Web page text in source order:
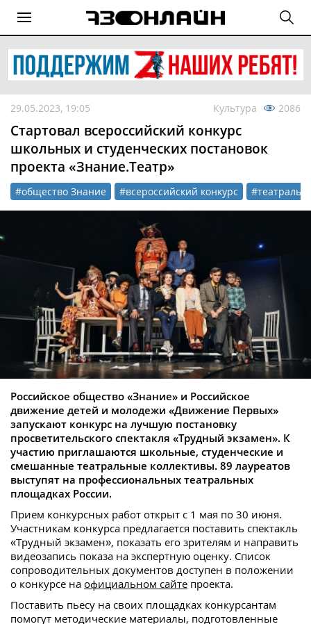
29.05.2023, 19:05 Культура 2086
Стартовал всероссийский конкурс
школьных и студенческих постановок
проекта «Знание.Театр»
#общество Знание #всероссийский конкурс
Российское общество «Знание» и Российское
движение детей и молодежи «Движение Первых»
запускают конкурс на лучшую постановку
просветительского спектакля «Трудный экзамен». К
участию приглашаются школьные, студенческие и
смешанные театральные коллективы. 89 лауреатов
выступят на профессиональных театральных
площадках России.
Прием конкурсных работ открыт с 1 мая по 30 июня.
Участникам конкурса предлагается поставить спектакль
«Трудный экзамен», показать его зрителям и направить
видеозапись показа на экспертную оценку. Список
сопроводительных документов доступен в положении
о конкурсе на официальном сайте проекта.
Поставить пьесу на своих площадках конкурсантам
помогут методические материалы, подготовленные